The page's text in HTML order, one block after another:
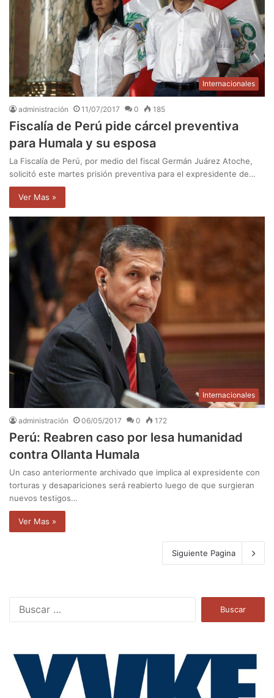
Internacionales
administración 11/07/2017 0 185
Fiscalía de Perú pide cárcel preventiva
para Humala y su esposa
La Fiscalía de Perú, por medio del fiscal Germán Juárez Atoche,
solicitó este martes prisión preventiva para el expresidente de…
Ver Mas »
Internacionales
administración 06/05/2017 0 172
Perú: Reabren caso por lesa humanidad
contra Ollanta Humala
Un caso anteriormente archivado que implica al expresidente con
torturas y desapariciones será reabierto luego de que surgieran
nuevos testigos…
Ver Mas »
Siguiente Pagina
a